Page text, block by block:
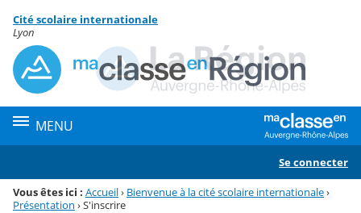
Menu de la rubrique
Contenu
Cité scolaire internationale
Lyon
MENU
Se connecter
Vous êtes ici : Accueil› Bienvenue à la cité scolaire internationale›
Présentation ›S'inscrire